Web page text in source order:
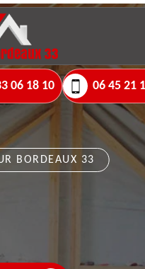
06 18 10 06 45 21
BORDEAUX 33